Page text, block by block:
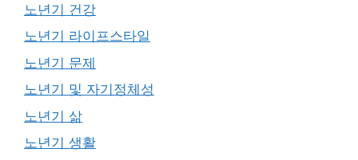
노년기 건강
노년기 라이프스타일
노년기 문제
노년기 및 자기정체성
노년기 삶
노년기 생활